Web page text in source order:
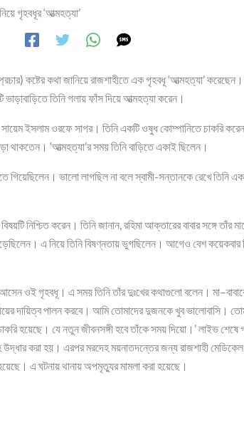
গৃহবধূর ‘আত্মহত্যা’
কষ্টের কথা জানিয়ে রাজশাহীতে এক গৃহবধূ ‘আত্মহত্যা’
তিনি গলায় ফাঁস দিয়ে আত্মহত্যা করেন।
ইসলাম ওরফে সাগর। তিনি একটি ওষুধ কোম্পানিতে চাকরি
থাকতেন। ‘আত্মহত্যা’র সময় তিনি বাড়িতে একাই ছিলেন।
গিয়েছিলেন। ভালো লাগছিল না বলে স্বামী-সন্তানকে রেখে তিনি
নিশ্চিত করেন। তিনি জানান, রহিমা আক্তারের বাবার সঙ্গে তাঁর
এ নিয়ে তিনি বিষণ্নতায় ভুগছিলেন। আগেও বেশ কয়েকবার
ওই গৃহবধূ। এ সময় তিনি তাঁর দুঃখের কথাগুলো বলেন।
দায়িত্ব পালন করবে। আমি তোমাদের দুজনকে খুব ভালোবাসি।
হয়েছে। যে নতুন জীবনসঙ্গী হবে তাঁকে সময় দিয়ো।’ লাইভ শেষে
করা হয়। এরপর মরদেহ ময়নাতদন্তের জন্য রাজশাহী
এ ঘটনায় থানায় অপমৃত্যুর মামলা করা হয়েছে।